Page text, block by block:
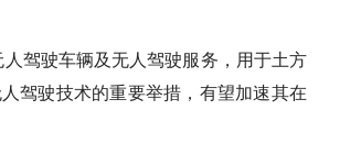
驾驶车辆及无人驾驶服务，用于土方
驾驶技术的重要举措，有望加速其在